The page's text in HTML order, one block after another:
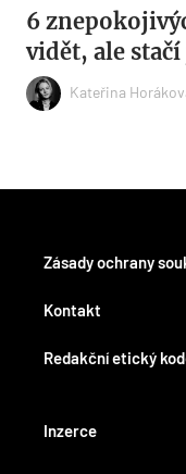
6
vidět, ale
Kateřina
Kontakt
Redakční etický
Inzerce
Zásady ochrany